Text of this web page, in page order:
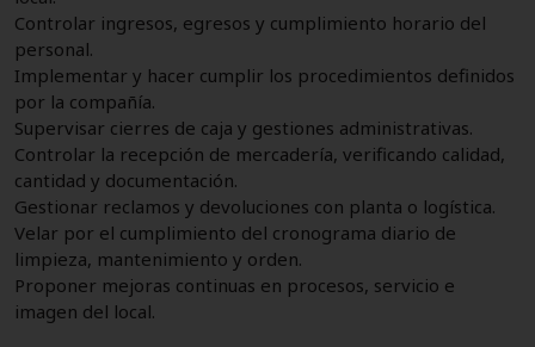
Controlar ingresos, egresos y cumplimiento horario del
personal.
Implementar y hacer cumplir los procedimientos definidos
por la compañía.
Supervisar cierres de caja y gestiones administrativas.
Controlar la recepción de mercadería, verificando calidad,
cantidad y documentación.
Gestionar reclamos y devoluciones con planta o logística.
Velar por el cumplimiento del cronograma diario de
limpieza, mantenimiento y orden.
Proponer mejoras continuas en procesos, servicio e
imagen del local.